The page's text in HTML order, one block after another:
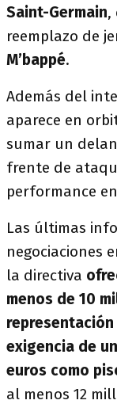
Saint-Germain,
reemplazo de
M’bappé.
Además del
aparece en
sumar un
frente de
performance
Las últimas
negociaciones
la directiva
menos de 10
exigencia de
euros como
al menos 12